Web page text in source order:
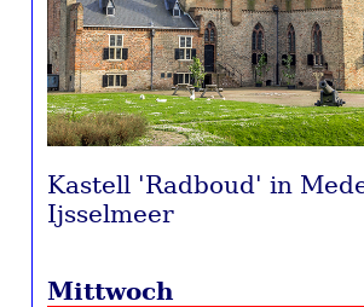
Kastell 'Radboud' in
Ijsselmeer
Mittwoch